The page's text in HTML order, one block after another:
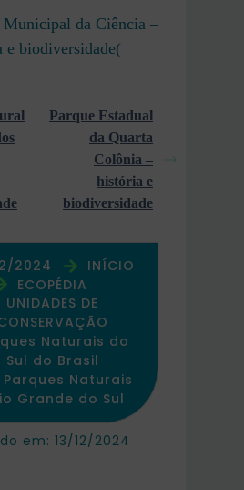
em: 13/12/2024
Municipal da Ciência –
e biodiversidade(
Parque Estadual
da Quarta
Colônia –
história e
biodiversidade
2024
INÍCIO
ECOPÉDIA
UNIDADES DE
Naturais do
Sul do Brasil
Parques Naturais
Grande do Sul